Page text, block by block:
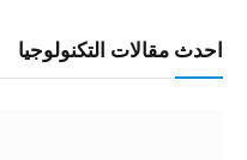
احدث مقالات التكنولوجيا